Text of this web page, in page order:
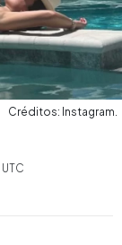
Créditos: Instagram.
UTC